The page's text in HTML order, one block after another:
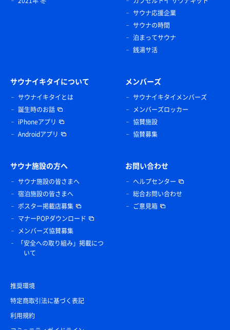
サウナ応援企業
サウナの時間
泊まってサウナ
銭湯サ活
サウナイキタイについて
サウナイキタイとは
誕生時のお話
iPhoneアプリ
Androidアプリ
メンバーズ
サウナイキタイメンバーズ
メンバーズロッカー
協賛施設
協賛募集
サウナ施設の方へ
サウナ施設の皆さまへ
宿泊施設の皆さまへ
ポスター掲載店募集
マナーPOPダウンロード
メンバーズ協賛募集
「安全への取り組み」掲載につ
いて
お問い合わせ
ヘルプセンター
総合お問い合わせ
ご意見箱
推奨環境
特定商取引法に基づく表記
利用規約